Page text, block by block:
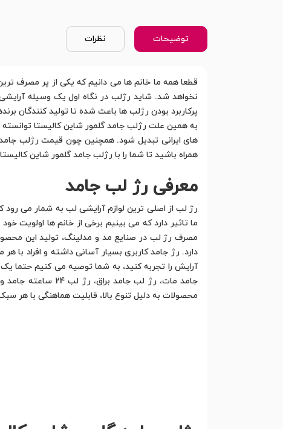
توضیحات نظرات
قطعا همه ما خانم ها می دانیم که یکی از پر مصرف
نخواهد شد. شاید رژلب در نگاه اول یک وسیله
پرکاربرد بودن رژلب ها باعث شده تا تولید کنندگان
به همین علت رژلب جامد گلمور شاین کالیستا
های ایرانی تبدیل شود. همچنین چون قیمت رژلب جامد
همراه باشید تا شما را با رژلب جامد گلمور شاین
معرفی رژ لب جامد
رژ لب از اصلی ترین لوازم آرایشی لب به شمار می رود
ما تاثیر دارد که می بینیم برخی از خانم ها اولویت
مصرف رژ لب در صنایع مد و مدلینگ، تولید این
دارد. رژ جامد کاربری بسیار آسانی داشته و افراد
آرایش را تجربه کنید، به شما توصیه می کنیم حتما یک
جامد مات، رژ لب
محصولات به دلیل تنوع بالا، قابلیت هماهنگی با هر